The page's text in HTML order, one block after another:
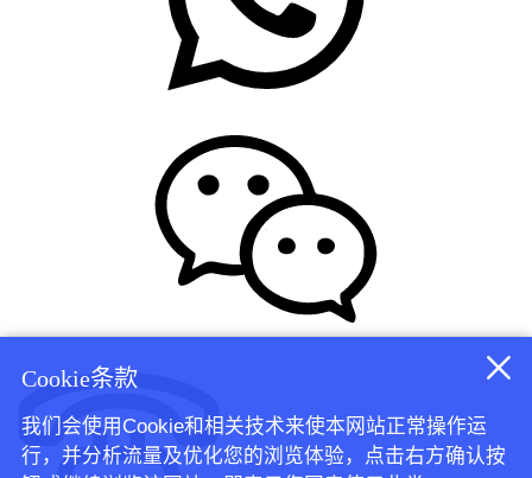
Cookie条款
我们会使用Cookie和相关技术来使本网站正常操作运
行，并分析流量及优化您的浏览体验，点击右方确认按